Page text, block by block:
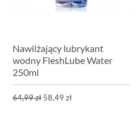
Nawilżający lubrykant
wodny FleshLube Water
250ml
64,99 zł 58,49 zł